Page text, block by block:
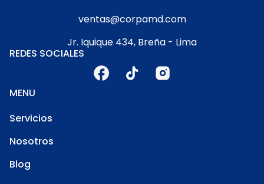
ventas@corpamd.com
Jr. Iquique 434, Breña - Lima
REDES SOCIALES
MENU
Servicios
Nosotros
Blog